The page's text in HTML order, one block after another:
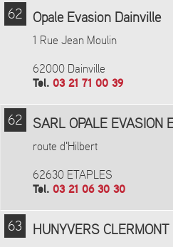
62 Opale Evasion Dainville
1 Rue Jean Moulin
62000 Dainville
Tel. 03 21 71 00 39
62 SARL OPALE EVASION
route d'Hilbert
62630 ETAPLES
Tel. 03 21 06 30 30
63 HUNYVERS CLERMONT